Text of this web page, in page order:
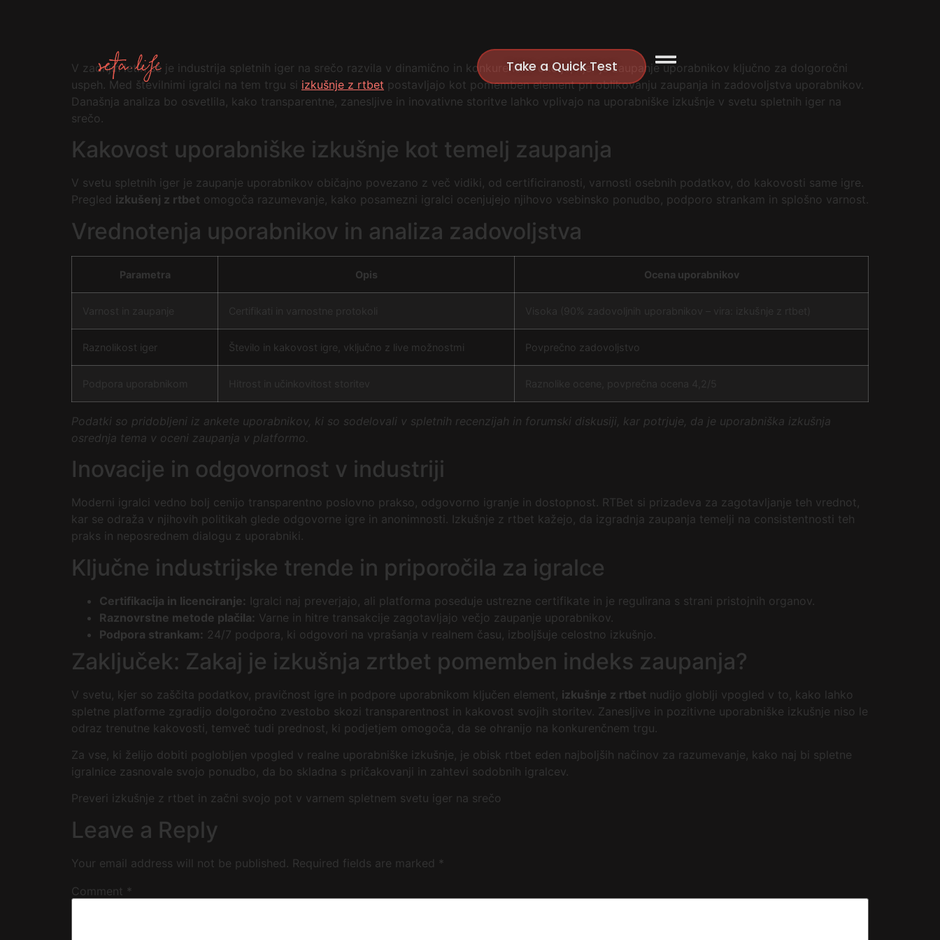
Take a Quick Test
V zadnjih letih se je industrija spletnih iger na srečo razvila v dinamično in konkurenčno okolje, kjer je zaupanje uporabnikov ključno za dolgoročni
uspeh. Med številnimi igralci na tem trgu si izkušnje z rtbet postavljajo kot pomemben element pri oblikovanju zaupanja in zadovoljstva uporabnikov.
Današnja analiza bo osvetlila, kako transparentne, zanesljive in inovativne storitve lahko vplivajo na uporabniške izkušnje v svetu spletnih iger na
srečo.
Kakovost uporabniške izkušnje kot temelj zaupanja
V svetu spletnih iger je zaupanje uporabnikov običajno povezano z več vidiki, od certificiranosti, varnosti osebnih podatkov, do kakovosti same igre.
Pregled izkušenj z rtbet omogoča razumevanje, kako posamezni igralci ocenjujejo njihovo vsebinsko ponudbo, podporo strankam in splošno varnost.
Vrednotenja uporabnikov in analiza zadovoljstva
Parametra Opis Ocena uporabnikov
Raznolikost iger Število in kakovost igre, vključno z live možnostmi Povprečno zadovoljstvo
Podatki so pridobljeni iz ankete uporabnikov, ki so sodelovali v spletnih recenzijah in forumski diskusiji, kar potrjuje, da je uporabniška izkušnja
osrednja tema v oceni zaupanja v platformo.
Inovacije in odgovornost v industriji
Moderni igralci vedno bolj cenijo transparentno poslovno prakso, odgovorno igranje in dostopnost. RTBet si prizadeva za zagotavljanje teh vrednot,
kar se odraža v njihovih politikah glede odgovorne igre in anonimnosti. Izkušnje z rtbet kažejo, da izgradnja zaupanja temelji na consistentnosti teh
praks in neposrednem dialogu z uporabniki.
Ključne industrijske trende in priporočila za igralce
Certifikacija in licenciranje: Igralci naj preverjajo, ali platforma poseduje ustrezne certifikate in je regulirana s strani pristojnih organov.
Raznovrstne metode plačila: Varne in hitre transakcije zagotavljajo večjo zaupanje uporabnikov.
Podpora strankam: 24/7 podpora, ki odgovori na vprašanja v realnem času, izboljšuje celostno izkušnjo.
Zaključek: Zakaj je izkušnja zrtbet pomemben indeks zaupanja?
V svetu, kjer so zaščita podatkov, pravičnost igre in podpore uporabnikom ključen element, izkušnje z rtbet nudijo globlji vpogled v to, kako lahko
spletne platforme zgradijo dolgoročno zvestobo skozi transparentnost in kakovost svojih storitev. Zanesljive in pozitivne uporabniške izkušnje niso le
odraz trenutne kakovosti, temveč tudi prednost, ki podjetjem omogoča, da se ohranijo na konkurenčnem trgu.
Za vse, ki želijo dobiti poglobljen vpogled v realne uporabniške izkušnje, je obisk rtbet eden najboljših načinov za razumevanje, kako naj bi spletne
igralnice zasnovale svojo ponudbo, da bo skladna s pričakovanji in zahtevi sodobnih igralcev.
Preveri izkušnje z rtbet in začni svojo pot v varnem spletnem svetu iger na srečo
Leave a Reply
Your email address will not be published. Required fields are marked *
Comment *